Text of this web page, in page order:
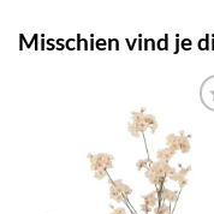
Misschien vind je
AAN